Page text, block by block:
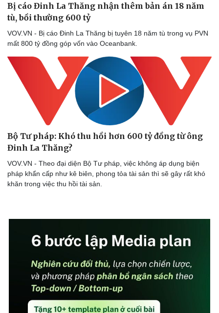
Sức khỏe
Dinh dưỡng - món ngon
Cây thuốc
Phòng mạch online
Ăn sạch sống khỏe
Đời sống
Nhà đẹp
Bị cáo Đinh La Thăng nhận thêm bản án 18 năm
tù, bồi thường 600 tỷ
VOV.VN - Bị cáo Đinh La Thăng bị tuyên 18 năm tù trong vụ PVN
mất 800 tỷ đồng góp vốn vào Oceanbank.
Bộ Tư pháp: Khó thu hồi hơn 600 tỷ đồng từ ông
Đinh La Thăng?
VOV.VN - Theo đại diện Bộ Tư pháp, việc không áp dụng biện
pháp khẩn cấp như kê biên, phong tỏa tài sản thì sẽ gây rất khó
khăn trong việc thu hồi tài sản.